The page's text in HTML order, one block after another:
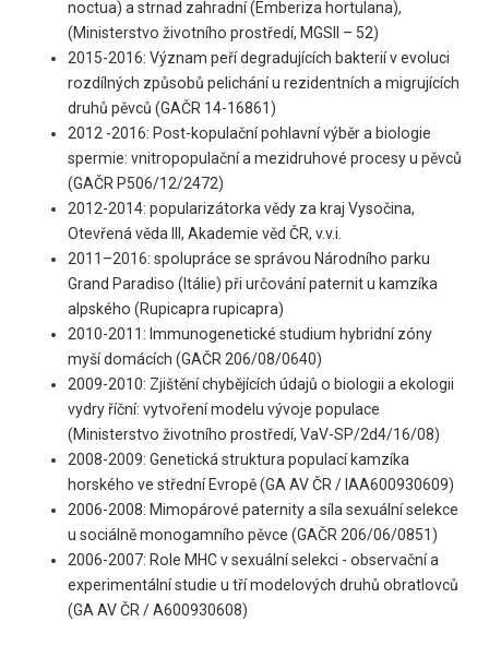
noctua) a strnad zahradní (Emberiza hortulana),
(Ministerstvo životního prostředí, MGSII – 52)
2015-2016: Význam peří degradujících bakterií v evoluci
rozdílných způsobů pelichání u rezidentních a migrujících
druhů pěvců (GAČR 14-16861)
2012 -2016: Post-kopulační pohlavní výběr a biologie
spermie: vnitropopulační a mezidruhové procesy u pěvců
(GAČR P506/12/2472)
2012-2014: popularizátorka vědy za kraj Vysočina,
Otevřená věda III, Akademie věd ČR, v.v.i.
2011–2016: spolupráce se správou Národního parku
Grand Paradiso (Itálie) při určování paternit u kamzíka
alpského (Rupicapra rupicapra)
2010-2011: Immunogenetické studium hybridní zóny
myší domácích (GAČR 206/08/0640)
2009-2010: Zjištění chybějících údajů o biologii a ekologii
vydry říční: vytvoření modelu vývoje populace
(Ministerstvo životního prostředí, VaV-SP/2d4/16/08)
2008-2009: Genetická struktura populací kamzíka
horského ve střední Evropě (GA AV ČR / IAA600930609)
2006-2008: Mimopárové paternity a síla sexuální selekce
u sociálně monogamního pěvce (GAČR 206/06/0851)
2006-2007: Role MHC v sexuální selekci - observační a
experimentální studie u tří modelových druhů obratlovců
(GA AV ČR / A600930608)